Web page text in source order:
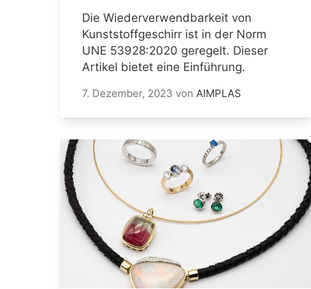
Die Wiederverwendbarkeit von
Kunststoffgeschirr ist in der Norm
UNE 53928:2020 geregelt. Dieser
Artikel bietet eine Einführung.
7. Dezember, 2023 von AIMPLAS